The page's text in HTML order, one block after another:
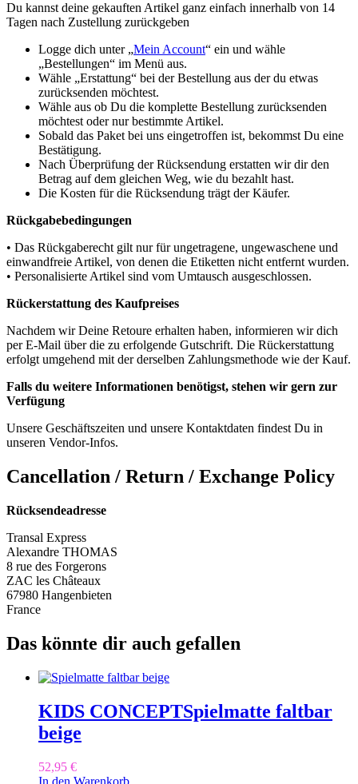
Du kannst deine gekauften Artikel ganz einfach innerhalb von 14
Tagen nach Zustellung zurückgeben
Logge dich unter „Mein Account“ ein und wähle
„Bestellungen“ im Menü aus.
Wähle „Erstattung“ bei der Bestellung aus der du etwas
zurücksenden möchtest.
Wähle aus ob Du die komplette Bestellung zurücksenden
möchtest oder nur bestimmte Artikel.
Sobald das Paket bei uns eingetroffen ist, bekommst Du eine
Bestätigung.
Nach Überprüfung der Rücksendung erstatten wir dir den
Betrag auf dem gleichen Weg, wie du bezahlt hast.
Die Kosten für die Rücksendung trägt der Käufer.
Rückgabebedingungen
• Das Rückgaberecht gilt nur für ungetragene, ungewaschene und
einwandfreie Artikel, von denen die Etiketten nicht entfernt wurden.
• Personalisierte Artikel sind vom Umtausch ausgeschlossen.
Rückerstattung des Kaufpreises
Nachdem wir Deine Retoure erhalten haben, informieren wir dich
per E-Mail über die zu erfolgende Gutschrift. Die Rückerstattung
erfolgt umgehend mit der derselben Zahlungsmethode wie der Kauf.
Falls du weitere Informationen benötigst, stehen wir gern zur
Verfügung
Unsere Geschäftszeiten und unsere Kontaktdaten findest Du in
unseren Vendor-Infos.
Cancellation / Return / Exchange Policy
Rücksendeadresse
Transal Express
Alexandre THOMAS
8 rue des Forgerons
ZAC les Châteaux
67980 Hangenbieten
France
Das könnte dir auch gefallen
KIDS CONCEPTSpielmatte faltbar
beige
52,95 €
In den Warenkorb